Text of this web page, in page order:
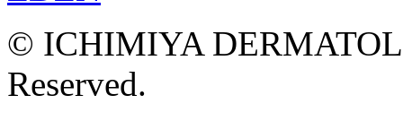
© ICHIMIYA
Reserved.